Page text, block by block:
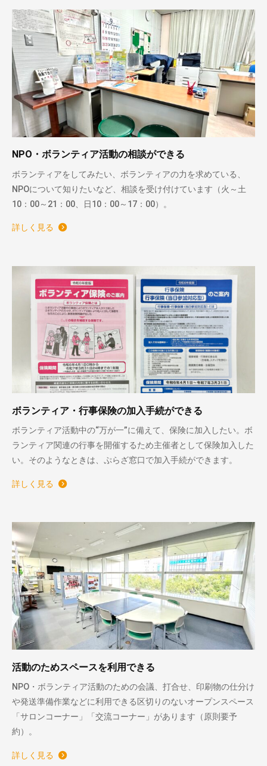
NPO・ボランティア活動の相談ができる
ボランティアをしてみたい、ボランティアの力を求めている、
NPOについて知りたいなど、相談を受け付けています（火～土
10：00～21：00、日10：00～17：00）。
詳しく見る
ボランティア・行事保険の加入手続ができる
ボランティア活動中の“万が一”に備えて、保険に加入したい。ボ
ランティア関連の行事を開催するため主催者として保険加入した
い。そのようなときは、ぷらざ窓口で加入手続ができます。
詳しく見る
活動のためスペースを利用できる
NPO・ボランティア活動のための会議、打合せ、印刷物の仕分け
や発送準備作業などに利用できる区切りのないオープンスペース
「サロンコーナー」「交流コーナー」があります（原則要予
約）。
詳しく見る